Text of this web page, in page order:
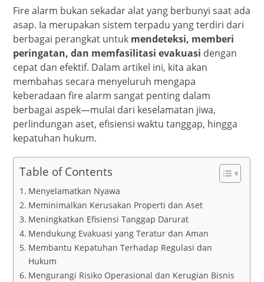
Fire alarm bukan sekadar alat yang berbunyi saat ada
asap. Ia merupakan sistem terpadu yang terdiri dari
berbagai perangkat untuk mendeteksi, memberi
peringatan, dan memfasilitasi evakuasi dengan
cepat dan efektif. Dalam artikel ini, kita akan
membahas secara menyeluruh mengapa
keberadaan fire alarm sangat penting dalam
berbagai aspek—mulai dari keselamatan jiwa,
perlindungan aset, efisiensi waktu tanggap, hingga
kepatuhan hukum.
Table of Contents
Menyelamatkan Nyawa
Meminimalkan Kerusakan Properti dan Aset
Meningkatkan Efisiensi Tanggap Darurat
Mendukung Evakuasi yang Teratur dan Aman
Membantu Kepatuhan Terhadap Regulasi dan
Hukum
Mengurangi Risiko Operasional dan Kerugian Bisnis